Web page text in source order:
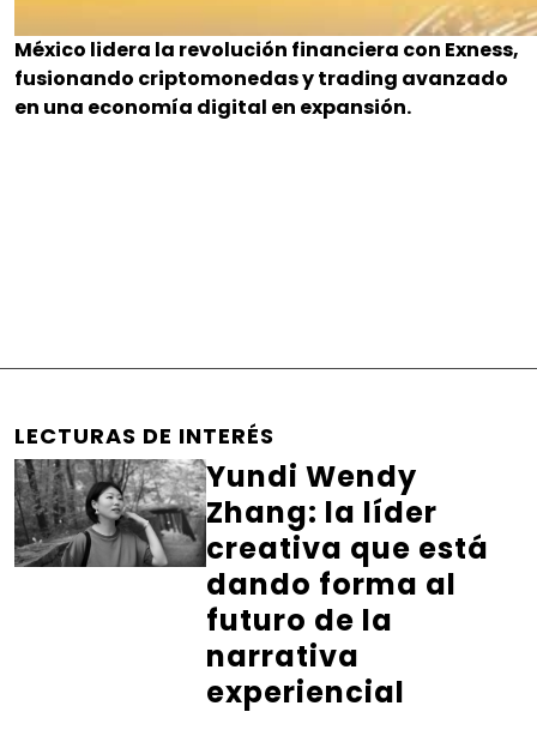
México lidera la revolución financiera con Exness,
fusionando criptomonedas y trading avanzado
en una economía digital en expansión.
LECTURAS DE INTERÉS
Yundi Wendy
Zhang: la líder
creativa que está
dando forma al
futuro de la
narrativa
experiencial